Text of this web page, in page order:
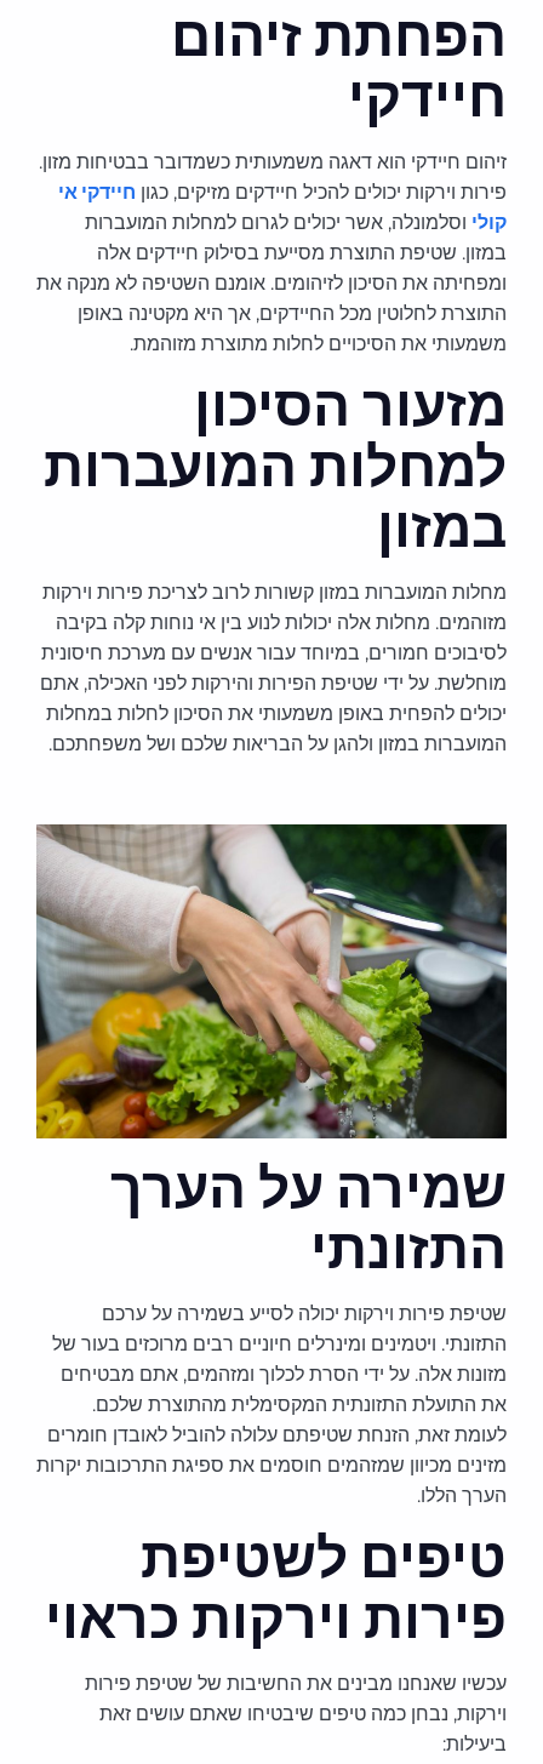
הפחתת זיהום
חיידקי
זיהום חיידקי הוא דאגה משמעותית כשמדובר בבטיחות מזון.
פירות וירקות יכולים להכיל חיידקים מזיקים, כגון חיידקי אי
קוליוסלמונלה, אשר יכולים לגרום למחלות המועברות
במזון. שטיפת התוצרת מסייעת בסילוק חיידקים אלה
ומפחיתה את הסיכון לזיהומים. אומנם השטיפה לא מנקה את
התוצרת לחלוטין מכל החיידקים, אך היא מקטינה באופן
משמעותי את הסיכויים לחלות מתוצרת מזוהמת.
מזעור הסיכון
למחלות המועברות
במזון
מחלות המועברות במזון קשורות לרוב לצריכת פירות וירקות
מזוהמים. מחלות אלה יכולות לנוע בין אי נוחות קלה בקיבה
לסיבוכים חמורים, במיוחד עבור אנשים עם מערכת חיסונית
מוחלשת. על ידי שטיפת הפירות והירקות לפני האכילה, אתם
יכולים להפחית באופן משמעותי את הסיכון לחלות במחלות
המועברות במזון ולהגן על הבריאות שלכם ושל משפחתכם.
שמירה על הערך
התזונתי
שטיפת פירות וירקות יכולה לסייע בשמירה על ערכם
התזונתי. ויטמינים ומינרלים חיוניים רבים מרוכזים בעור של
מזונות אלה. על ידי הסרת לכלוך ומזהמים, אתם מבטיחים
את התועלת התזונתית המקסימלית מהתוצרת שלכם.
לעומת זאת, הזנחת שטיפתם עלולה להוביל לאובדן חומרים
מזינים מכיוון שמזהמים חוסמים את ספיגת התרכובות יקרות
הערך הללו.
טיפים לשטיפת
פירות וירקות כראוי
עכשיו שאנחנו מבינים את החשיבות של שטיפת פירות
וירקות, נבחן כמה טיפים שיבטיחו שאתם עושים זאת
ביעילות: